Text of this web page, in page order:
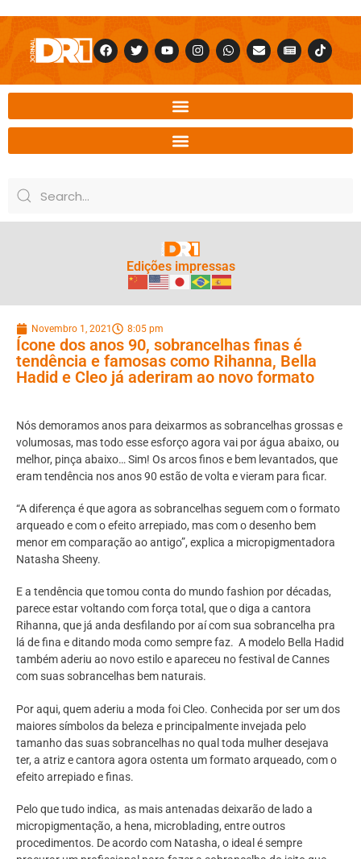
Edições impressas
Novembro 1, 2021 8:05 pm
Ícone dos anos 90, sobrancelhas finas é
tendência e famosas como Rihanna, Bella
Hadid e Cleo já aderiram ao novo formato
Nós demoramos anos para deixarmos as sobrancelhas grossas e
volumosas, mas todo esse esforço agora vai por água abaixo, ou
melhor, pinça abaixo… Sim! Os arcos finos e bem levantados, que
eram tendência nos anos 90 estão de volta e vieram para ficar.
“A diferença é que agora as sobrancelhas seguem com o formato
arqueado e com o efeito arrepiado, mas com o desenho bem
menor em comparação ao antigo”, explica a micropigmentadora
Natasha Sheeny.
E a tendência que tomou conta do mundo fashion por décadas,
parece estar voltando com força total, que o diga a cantora
Rihanna, que já anda desfilando por aí com sua sobrancelha pra
lá de fina e ditando moda como sempre faz. A modelo Bella Hadid
também aderiu ao novo estilo e apareceu no festival de Cannes
com suas sobrancelhas bem naturais.
Por aqui, quem aderiu a moda foi Cleo. Conhecida por ser um dos
maiores símbolos da beleza e principalmente invejada pelo
tamanho das suas sobrancelhas no qual toda mulher desejava
ter, a atriz e cantora agora ostenta um formato arqueado, com o
efeito arrepiado e finas.
Pelo que tudo indica, as mais antenadas deixarão de lado a
micropigmentação, a hena, microblading, entre outros
procedimentos. De acordo com Natasha, o ideal é sempre